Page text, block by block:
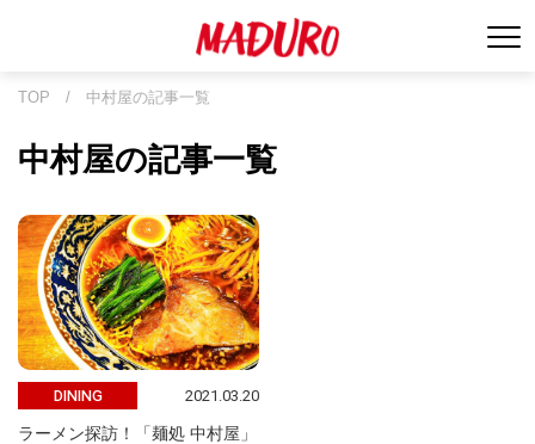
TOP / 中村屋の記事一覧
中村屋の記事一覧
DINING 2021.03.20
ラーメン探訪！「麺処 中村屋」